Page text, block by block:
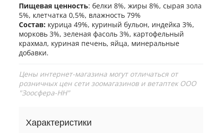
Пищевая ценность: белки 8%, жиры 8%, сырая зола
5%, клетчатка 0,5%, влажность 79%
Состав: курица 49%, куриный бульон, индейка 3%,
морковь 3%, зеленая фасоль 3%, картофельный
крахмал, куриная печень, яйца, минеральные
добавки.
Цены интернет-магазина могут отличаться от
розничных цен сети зоомагазинов и ветаптек ООО
"Зоосфера-НН"
Характеристики